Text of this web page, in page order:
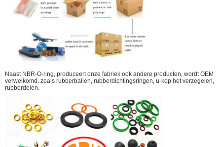
Naast NBR-O-ring, produceert onze fabriek ook andere producten, wordt OEM
verwelkomd. zoals rubberballen, rubberdichtingsringen, u-kop het verzegelen,
rubberdelen.